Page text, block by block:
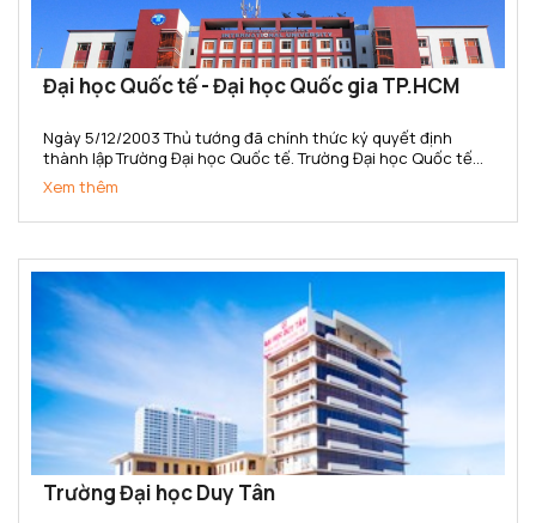
Đại học Quốc tế - Đại học Quốc gia TP.HCM
Ngày 5/12/2003 Thủ tướng đã chính thức ký quyết định
thành lập Trường Đại học Quốc tế. Trường Đại học Quốc tế
(IU) là đại học quốc tế đầu tiên của Việt Nam và là đại học
công lập đa ngành, đa lĩnh vực, thành viên ĐHQG-HCM đầu...
Xem thêm
Trường Đại học Duy Tân